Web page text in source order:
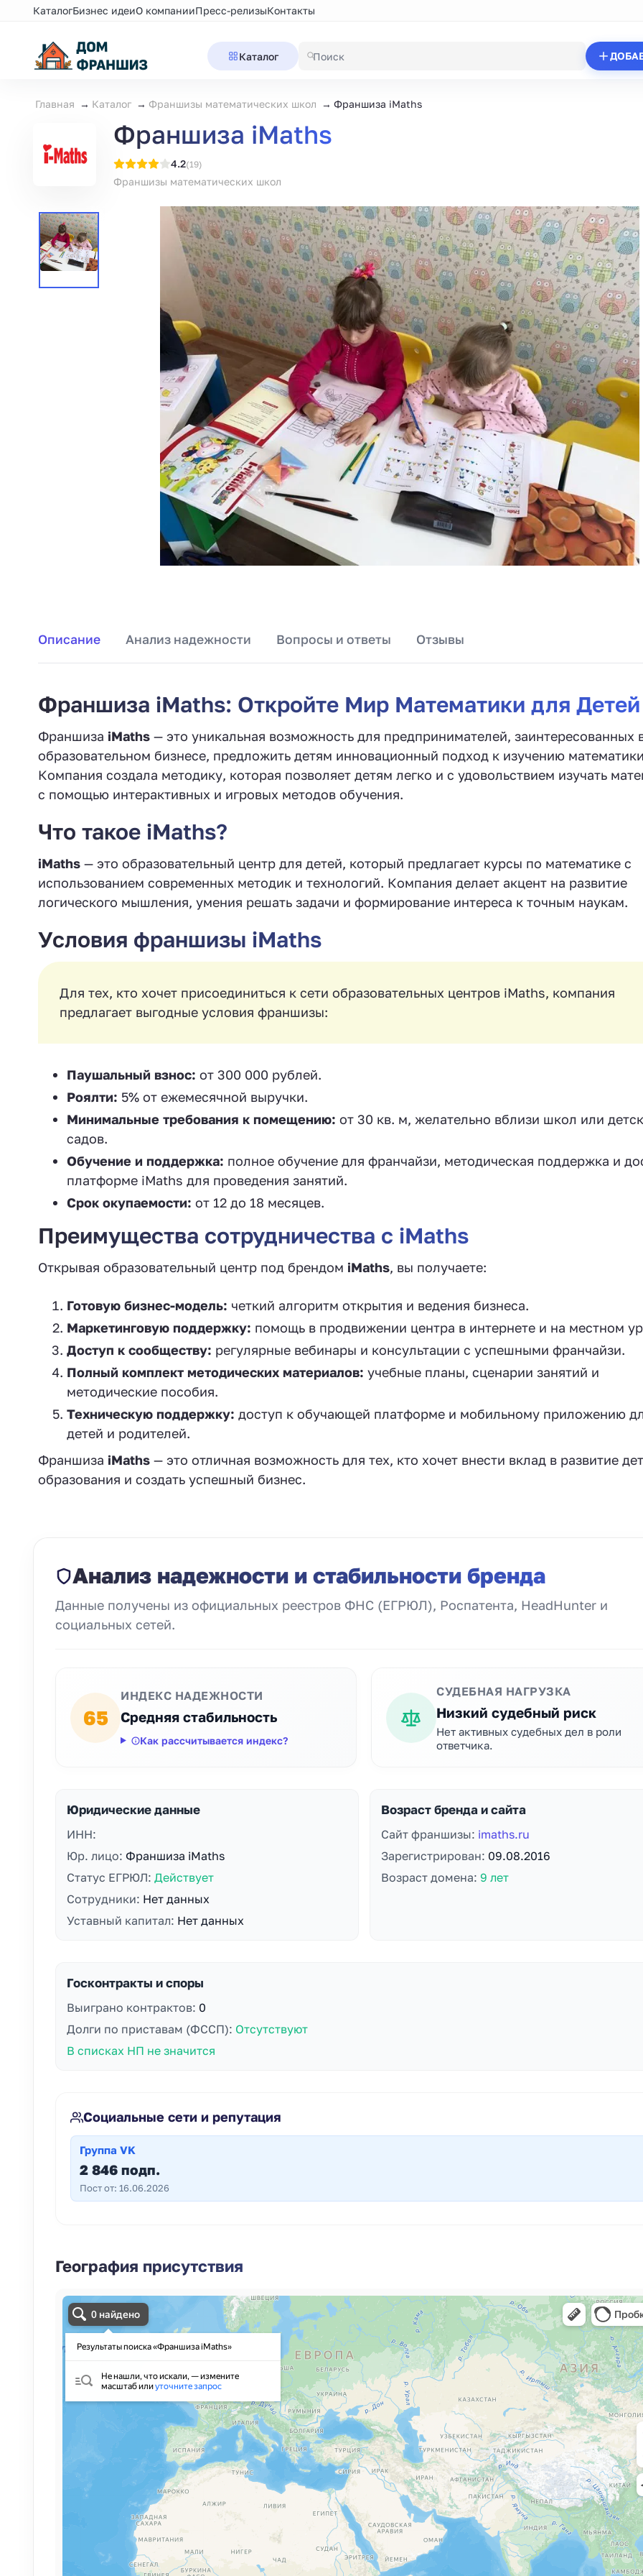
КаталогБизнес идеиО компанииПресс-релизыКонтакты
Каталог
Главная Каталог Франшизы математических школ Франшиза iMaths
Франшиза iMaths
4.2(19)
Франшизы математических школ
Описание Анализ надежности Вопросы и ответы Отзывы
Франшиза iMaths: Откройте Мир Математики для Детей
Франшиза iMaths — это уникальная возможность для предпринимателей, заинтересованных
образовательном бизнесе, предложить детям инновационный подход к изучению
Компания создала методику, которая позволяет детям легко и с удовольствием изучать
с помощью интерактивных и игровых методов обучения.
Что такое iMaths?
iMaths — это образовательный центр для детей, который предлагает курсы по математике с
использованием современных методик и технологий. Компания делает акцент на развитие
логического мышления, умения решать задачи и формирование интереса к точным наукам.
Условия франшизы iMaths
Для тех, кто хочет присоединиться к сети образовательных центров iMaths, компания
предлагает выгодные условия франшизы:
Паушальный взнос: от 300 000 рублей.
Роялти: 5% от ежемесячной выручки.
Минимальные требования к помещению: от 30 кв. м, желательно вблизи школ или
садов.
Обучение и поддержка: полное обучение для франчайзи, методическая поддержка и
платформе iMaths для проведения занятий.
Срок окупаемости: от 12 до 18 месяцев.
Преимущества сотрудничества с iMaths
Открывая образовательный центр под брендом iMaths, вы получаете:
Готовую бизнес-модель: четкий алгоритм открытия и ведения бизнеса.
Маркетинговую поддержку: помощь в продвижении центра в интернете и на местном
Доступ к сообществу: регулярные вебинары и консультации с успешными франчайзи.
Полный комплект методических материалов: учебные планы, сценарии занятий и
методические пособия.
Техническую поддержку: доступ к обучающей платформе и мобильному приложению
детей и родителей.
Франшиза iMaths — это отличная возможность для тех, кто хочет внести вклад в развитие
образования и создать успешный бизнес.
Анализ надежности и стабильности бренда
Данные получены из официальных реестров ФНС (ЕГРЮЛ), Роспатента, HeadHunter и
социальных сетей.
65
ИНДЕКС НАДЕЖНОСТИ
Средняя стабильность
Как рассчитывается индекс?
СУДЕБНАЯ НАГРУЗКА
Низкий судебный риск
Нет активных судебных дел в роли
ответчика.
Юридические данные
ИНН:
Юр. лицо: Франшиза iMaths
Статус ЕГРЮЛ: Действует
Сотрудники: Нет данных
Уставный капитал: Нет данных
Возраст бренда и сайта
Сайт франшизы: imaths.ru
Зарегистрирован: 09.08.2016
Возраст домена: 9 лет
Госконтракты и споры
Выиграно контрактов: 0
Долги по приставам (ФССП): Отсутствуют
В списках НП не значится
Социальные сети и репутация
Группа VK
2 846 подп.
Пост от: 16.06.2026
География присутствия